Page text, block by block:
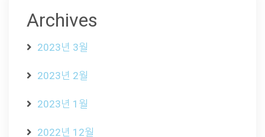
Archives
2023년 3월
2023년 2월
2023년 1월
2022년 12월